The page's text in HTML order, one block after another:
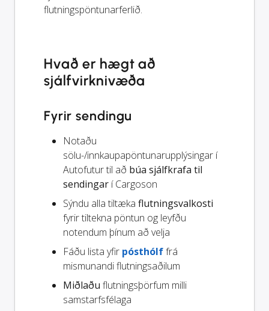
flutningspöntunarferlið.
Hvað er hægt að
sjálfvirknivæða
Fyrir sendingu
Notaðu
sölu-/innkaupapöntunarupplýsingar í
Autofutur til að búa sjálfkrafa til
sendingar í Cargoson
Sýndu alla tiltæka flutningsvalkosti
fyrir tiltekna pöntun og leyfðu
notendum þínum að velja
Fáðu lista yfir pósthólffrá
mismunandi flutningsaðilum
Miðlaðu flutningsþörfum milli
samstarfsfélaga